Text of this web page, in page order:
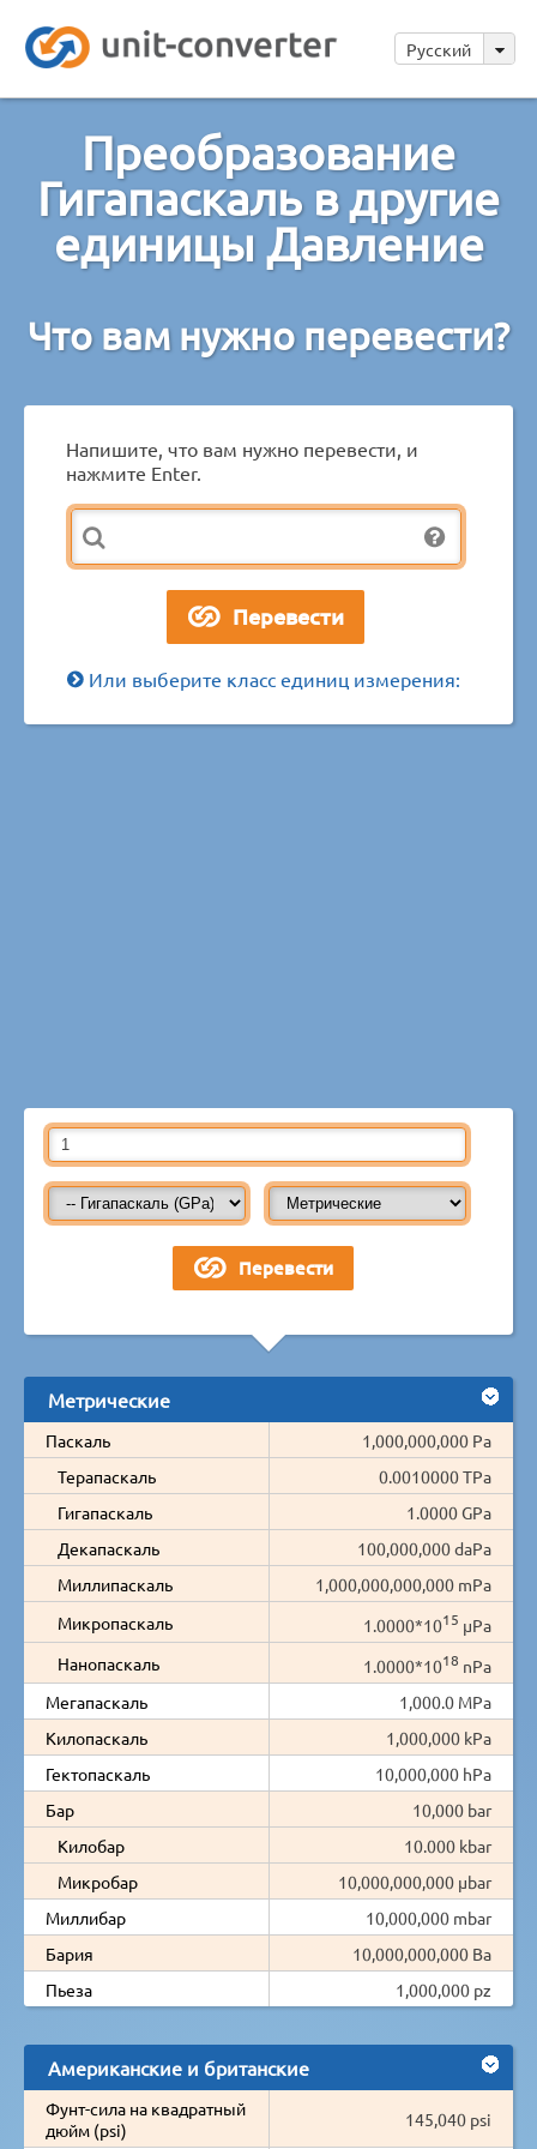
Русский
Преобразование
Гигапаскаль в другие
единицы Давление
Что вам нужно перевести?
Напишите, что вам нужно перевести, и
нажмите Enter.
Или выберите класс единиц измерения:
Метрические
Паскаль
1,000,000,000 Pa
Терапаскаль
0.0010000 TPa
Гигапаскаль
1.0000 GPa
Декапаскаль
100,000,000 daPa
Миллипаскаль
1,000,000,000,000 mPa
Микропаскаль
1.0000*1015 µPa
Нанопаскаль
1.0000*1018 nPa
Мегапаскаль
1,000.0 MPa
Килопаскаль
1,000,000 kPa
Гектопаскаль
10,000,000 hPa
Бар
10,000 bar
Килобар
10.000 kbar
Микробар
10,000,000,000 µbar
Миллибар
10,000,000 mbar
Бария
10,000,000,000 Ba
Пьеза
1,000,000 pz
Американские и британские
Фунт-сила на квадратный
дюйм (psi)
145,040 psi